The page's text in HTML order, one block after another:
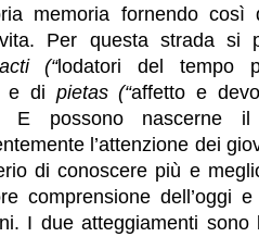
memoria fornendo
Per questa strada si
(“lodatori del tempo
e di pietas (“affetto e
E possono nascerne
l’attenzione dei
di conoscere più e
comprensione dell’oggi
I due atteggiamenti sono